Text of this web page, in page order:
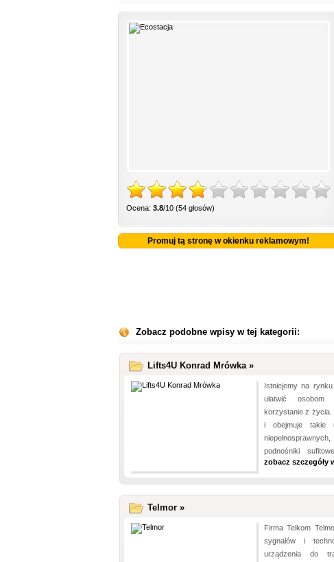
Ocena: 3.8/10 (54 głosów)
Promuj tą stronę w okienku reklamowym!
Zobacz podobne wpisy w tej kategorii:
Lifts4U Konrad Mrówka »
Istniejemy na
ułatwić osobom
korzystanie z życia.
i obejmuje takie
podnośniki
zobacz szczegóły
Telmor »
Firma Telkom
sygnałów i
urządzenia do